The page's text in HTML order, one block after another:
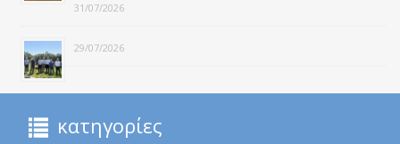
31/07/2026
29/07/2026
κατηγορίες